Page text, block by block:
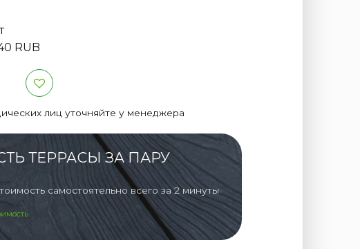
RUB
лиц уточняйте у менеджера
ТЕРРАСЫ ЗА ПАРУ
самостоятельно всего за 2 минуты